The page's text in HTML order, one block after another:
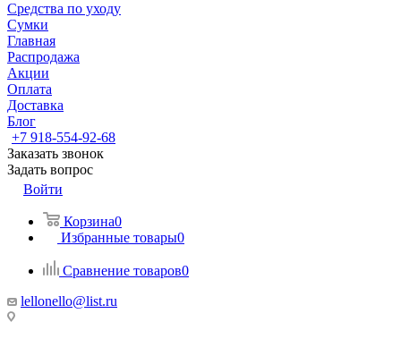
Средства по уходу
Сумки
Главная
Распродажа
Акции
Оплата
Доставка
Блог
+7 918-554-92-68
Заказать звонок
Задать вопрос
Войти
Корзина0
Избранные товары0
Сравнение товаров0
lellonello@list.ru